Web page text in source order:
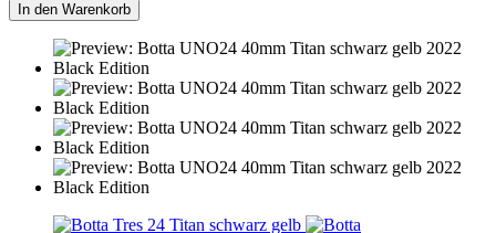
In den Warenkorb